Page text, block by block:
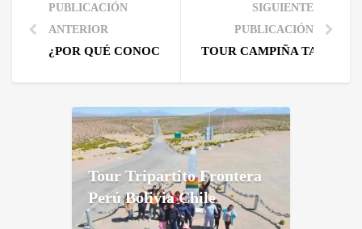
PUBLICACIÓN
ANTERIOR
¿POR QUÉ CONOCER LOS LUGARES TURÍSTICOS
SIGUIENTE
PUBLICACIÓN
TOUR CAMPIÑA TACNA
Tour Tripartito Frontera
Perú Bolivia Chile